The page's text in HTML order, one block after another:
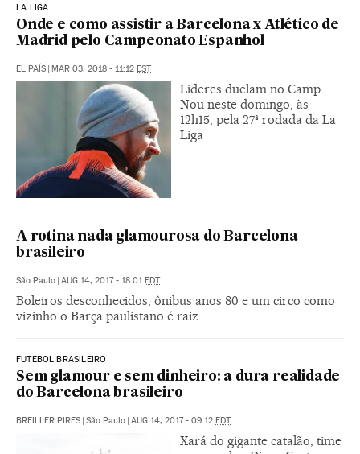
LA LIGA
Onde e como assistir a Barcelona x Atlético de
Madrid pelo Campeonato Espanhol
EL PAÍS | MAR 03, 2018 - 11:12 EST
Líderes duelam no Camp
Nou neste domingo, às
12h15, pela 27ª rodada da La
Liga
A rotina nada glamourosa do Barcelona
brasileiro
São Paulo | AUG 14, 2017 - 18:01EDT
Boleiros desconhecidos, ônibus anos 80 e um circo como
vizinho o Barça paulistano é raiz
FUTEBOL BRASILEIRO
Sem glamour e sem dinheiro: a dura realidade
do Barcelona brasileiro
BREILLER PIRES | São Paulo | AUG 14, 2017 - 09:12 EDT
Xará do gigante catalão, time